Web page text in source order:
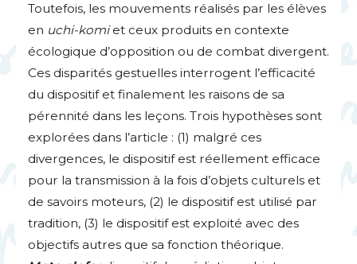
Toutefois, les mouvements réalisés par les élèves
en uchi-komiet ceux produits en contexte
écologique d’opposition ou de combat divergent.
Ces disparités gestuelles interrogent l’efficacité
du dispositif et finalement les raisons de sa
pérennité dans les leçons. Trois hypothèses sont
explorées dans l’article : (1) malgré ces
divergences, le dispositif est réellement efficace
pour la transmission à la fois d’objets culturels et
de savoirs moteurs, (2) le dispositif est utilisé par
tradition, (3) le dispositif est exploité avec des
objectifs autres que sa fonction théorique.